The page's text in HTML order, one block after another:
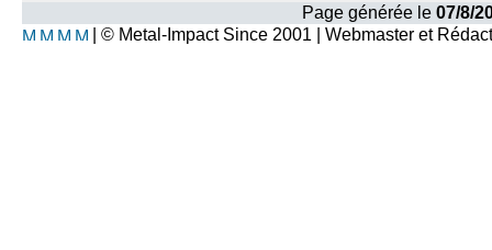
Page générée le 07/8/
| © Metal-Impact Since 2001 | Webmaster et